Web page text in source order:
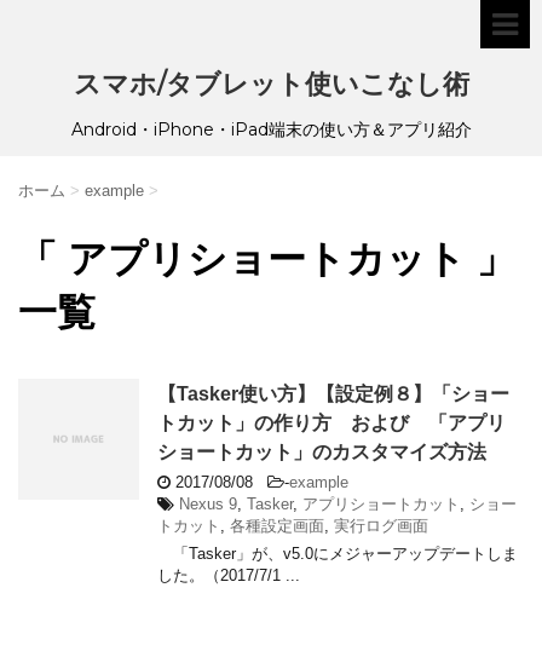
スマホ/タブレット使いこなし術
Android・iPhone・iPad端末の使い方＆アプリ紹介
ホーム > example >
「 アプリショートカット 」
一覧
【Tasker使い方】【設定例８】「ショー
トカット」の作り方 および 「アプリ
ショートカット」のカスタマイズ方法
2017/08/08 -example
Nexus 9 Tasker, アプリショートカット
ショー
トカット
各種設定画面 実行ログ画面
「Tasker」が、v5.0にメジャーアップデートしま
した。（2017/7/1 ...